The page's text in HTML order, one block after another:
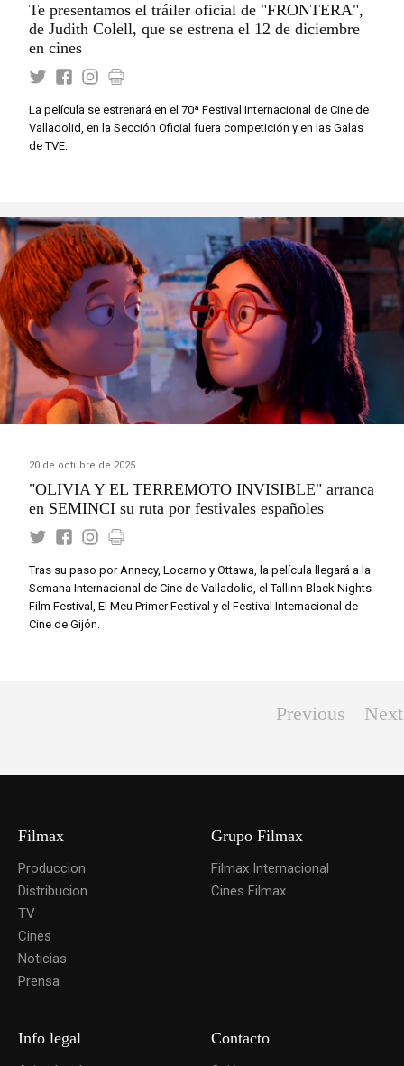
Te presentamos el tráiler oficial de "FRONTERA",
de Judith Colell, que se estrena el 12 de diciembre
en cines
La película se estrenará en el 70ª Festival Internacional de Cine de
Valladolid, en la Sección Oficial fuera competición y en las Galas
de TVE.
20 de octubre de 2025
"OLIVIA Y EL TERREMOTO INVISIBLE" arranca
en SEMINCI su ruta por festivales españoles
Tras su paso por Annecy, Locarno y Ottawa, la película llegará a la
Semana Internacional de Cine de Valladolid, el Tallinn Black Nights
Film Festival, El Meu Primer Festival y el Festival Internacional de
Cine de Gijón.
Previous Next
Filmax
Produccion
Distribucion
TV
Cines
Noticias
Prensa
Grupo Filmax
Filmax Internacional
Cines Filmax
Info legal Contacto